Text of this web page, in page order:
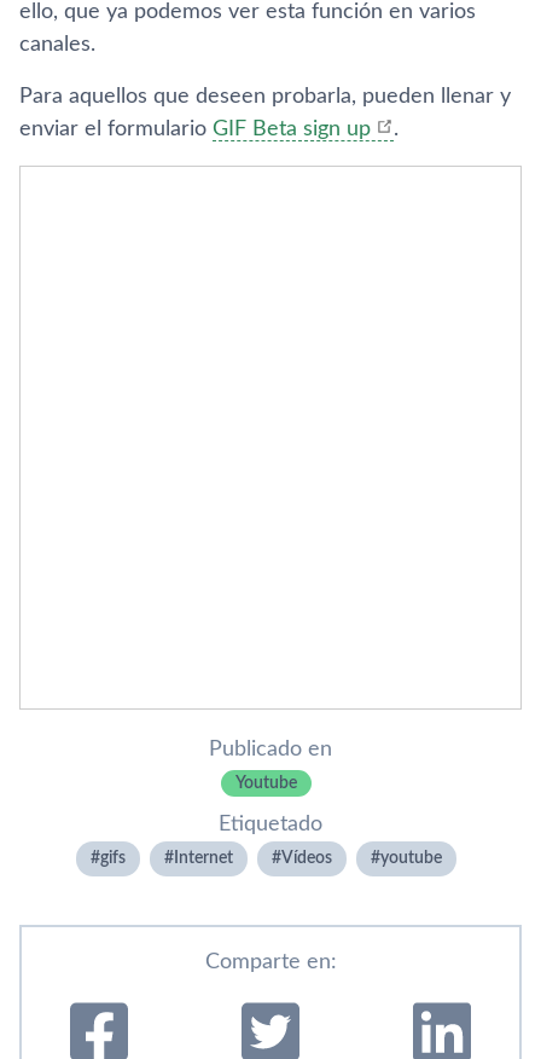
ello, que ya podemos ver esta función en varios
canales.
Para aquellos que deseen probarla, pueden llenar y
enviar el formulario GIF Beta sign up .
Publicado en
Youtube
Etiquetado
gifs Internet Ví­deos youtube
Comparte en: